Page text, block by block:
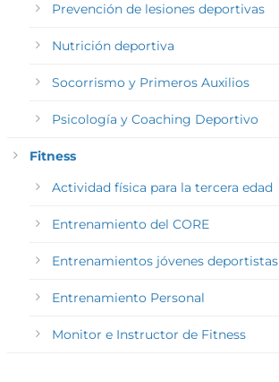
Prevención de lesiones deportivas
Nutrición deportiva
Socorrismo y Primeros Auxilios
Psicología y Coaching Deportivo
Fitness
Actividad física para la tercera edad
Entrenamiento del CORE
Entrenamientos jóvenes deportistas
Entrenamiento Personal
Monitor e Instructor de Fitness